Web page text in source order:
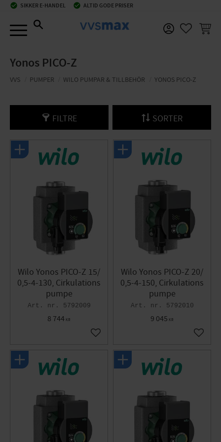
check_circle SIKKER E-HANDEL check_circle ALTID GODE PRISER
Yonos PICO-Z
VVS PUMPER WILO PUMPAR & TILLBEHÖR YONOS PICO-Z
FILTRE SORTER
Wilo Yonos PICO-Z 15/
0,5-4-130, Cirkulations
pumpe
5792009
8 744 KR
Gem som favorit
Wilo Yonos PICO-Z 20/
0,5-4-150, Cirkulations
pumpe
5792010
9 045 KR
Gem